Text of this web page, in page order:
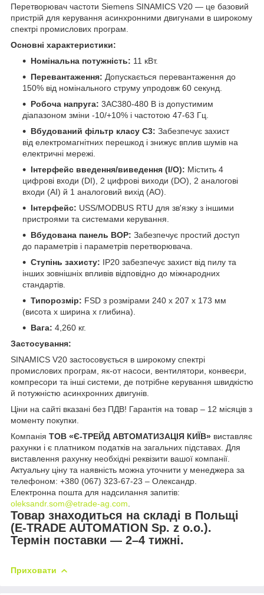
Перетворювач частоти Siemens SINAMICS V20 — це базовий
пристрій для керування асинхронними двигунами в широкому
спектрі промислових програм.
Основні характеристики:
Номінальна потужність: 11 кВт.
Перевантаження: Допускається перевантаження до
150% від номінального струму упродовж 60 секунд.
Робоча напруга: 3AC380-480 В із допустимим
діапазоном зміни -10/+10% і частотою 47-63 Гц.
Вбудований фільтр класу С3: Забезпечує захист
від електромагнітних перешкод і знижує вплив шумів на
електричні мережі.
Інтерфейс введення/виведення (I/O): Містить 4
цифрові входи (DI), 2 цифрові виходи (DO), 2 аналогові
входи (AI) й 1 аналоговий вихід (AO).
Інтерфейс: USS/MODBUS RTU для зв'язку з іншими
пристроями та системами керування.
Вбудована панель BOP: Забезпечує простий доступ
до параметрів і параметрів перетворювача.
Ступінь захисту: IP20 забезпечує захист від пилу та
інших зовнішніх впливів відповідно до міжнародних
стандартів.
Типорозмір: FSD з розмірами 240 x 207 x 173 мм
(висота x ширина x глибина).
Вага: 4,260 кг.
Застосування:
SINAMICS V20 застосовується в широкому спектрі
промислових програм, як-от насоси, вентилятори, конвеєри,
компресори та інші системи, де потрібне керування швидкістю
й потужністю асинхронних двигунів.
Ціни на сайті вказані без ПДВ! Гарантія на товар – 12 місяців з
моменту покупки.
Компанія ТОВ «Є-ТРЕЙД АВТОМАТИЗАЦІЯ КИЇВ» виставляє
рахунки і є платником податків на загальних підставах. Для
виставлення рахунку необхідні реквізити вашої компанії.
Актуальну ціну та наявність можна уточнити у менеджера за
телефоном: +380 (067) 323-67-23 – Олександр.
Електронна пошта для надсилання запитів:
oleksandr.som@etrade-ag.com.
Товар знаходиться на складі в Польщі
(E-TRADE AUTOMATION Sp. z o.o.).
Термін поставки — 2–4 тижні.
Приховати